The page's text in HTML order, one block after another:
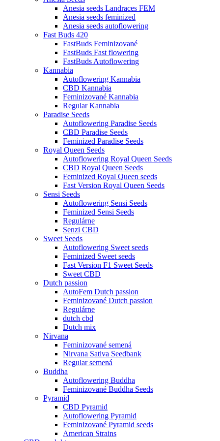
Anesia seeds Landraces FEM
Anesia seeds feminized
Anesia seeds autoflowering
Fast Buds 420
FastBuds Feminizované
FastBuds Fast flowering
FastBuds Autoflowering
Kannabia
Autoflowering Kannabia
CBD Kannabia
Feminizované Kannabia
Regular Kannabia
Paradise Seeds
Autoflowering Paradise Seeds
CBD Paradise Seeds
Feminized Paradise Seeds
Royal Queen Seeds
Autoflowering Royal Queen Seeds
CBD Royal Queen Seeds
Feminized Royal Queen seeds
Fast Version Royal Queen Seeds
Sensi Seeds
Autoflowering Sensi Seeds
Feminized Sensi Seeds
Regulárne
Senzi CBD
Sweet Seeds
Autoflowering Sweet seeds
Feminized Sweet seeds
Fast Version F1 Sweet Seeds
Sweet CBD
Dutch passion
AutoFem Dutch passion
Feminizované Dutch passion
Regulárne
dutch cbd
Dutch mix
Nirvana
Feminizované semená
Nirvana Sativa Seedbank
Regular semená
Buddha
Autoflowering Buddha
Feminizované Buddha Seeds
Pyramid
CBD Pyramid
Autoflowering Pyramid
Feminizované Pyramid seeds
American Strains